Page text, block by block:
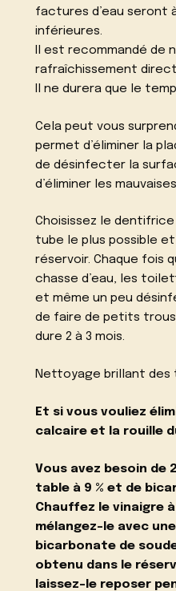
factures d’eau seront
inférieures.
Il est recommandé de
rafraîchissement
Il ne durera que le
Cela peut vous
permet d’éliminer la
de désinfecter la
d’éliminer les
Choisissez le
tube le plus possible
réservoir. Chaque fois
chasse d’eau, les
et même un peu
de faire de petits
dure 2 à 3 mois.
Nettoyage brillant
Et si vous vouliez
calcaire et la rouille
Vous avez besoin de
table à 9 % et de
Chauffez le vinaigre
mélangez-le avec
bicarbonate de
obtenu dans le
laissez-le reposer